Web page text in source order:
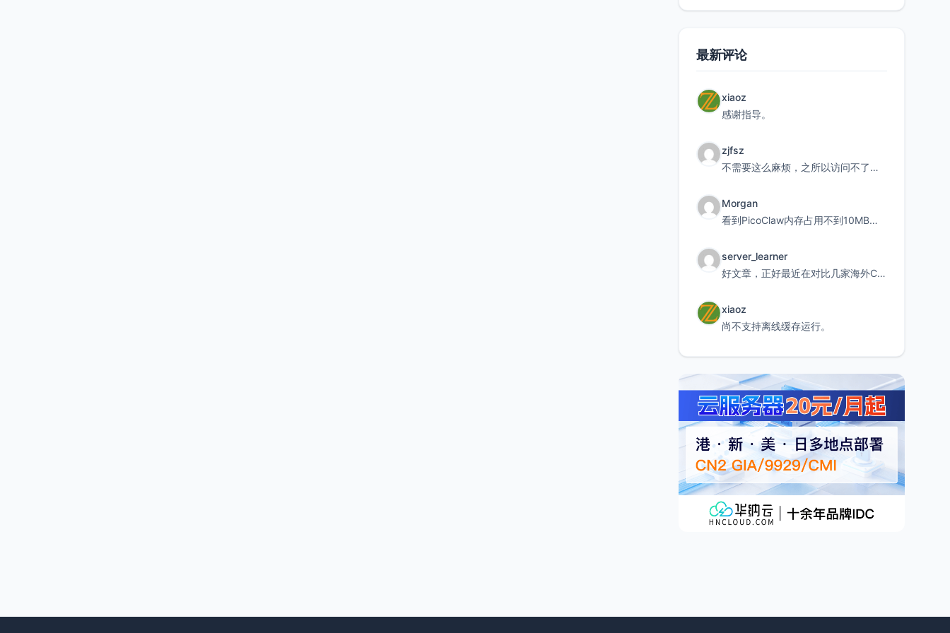
最新评论
xiaoz
感谢指导。
zjfsz
不需要这么麻烦，之所以访问不了，是由于非对称路由的问题，在爱快主路由添加一条静态路由192.168.
Morgan
看到PicoClaw内存占用不到10MB这个数据真的很惊喜，确实很适合我这种想用旧设备折腾AI的小白
server_learner
好文章，正好最近在对比几家海外CDN。文中提到CF免费版不支持自定义回源端口和HOST这个痛点太真实
xiaoz
尚不支持离线缓存运行。